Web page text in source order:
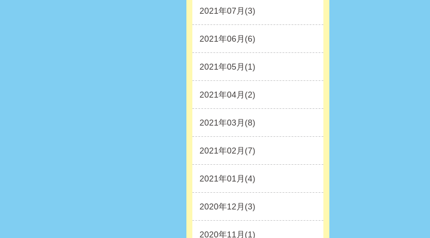
2021年07月(3)
2021年06月(6)
2021年05月(1)
2021年04月(2)
2021年03月(8)
2021年02月(7)
2021年01月(4)
2020年12月(3)
2020年11月(1)